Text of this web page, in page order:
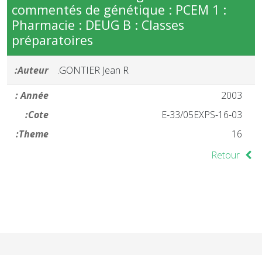
commentés de génétique : PCEM 1 :
Pharmacie : DEUG B : Classes
préparatoires
Auteur:
GONTIER Jean R.
Année :
2003
Cote:
16-03-E-33/05EXPS
Theme:
16
Retour